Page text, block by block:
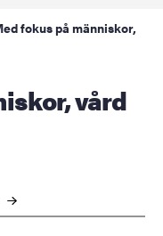
fokus på människor,